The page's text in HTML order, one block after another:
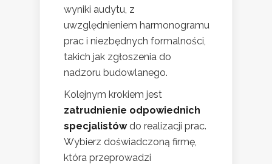
wyniki audytu, z
uwzględnieniem harmonogramu
prac i niezbędnych formalności,
takich jak zgłoszenia do
nadzoru budowlanego.
Kolejnym krokiem jest
zatrudnienie odpowiednich
specjalistówdo realizacji prac.
Wybierz doświadczoną firmę,
która przeprowadzi